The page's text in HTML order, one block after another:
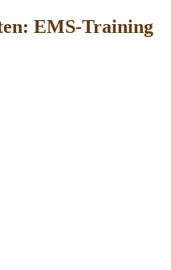
EMS-Training